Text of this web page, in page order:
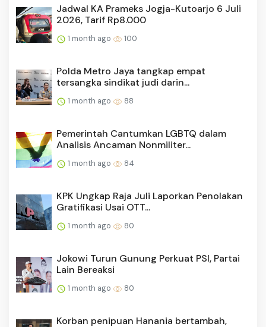
Jadwal KA Prameks Jogja-Kutoarjo 6 Juli
2026, Tarif Rp8.000
1 month ago 100
Polda Metro Jaya tangkap empat
tersangka sindikat judi darin...
1 month ago 88
Pemerintah Cantumkan LGBTQ dalam
Analisis Ancaman Nonmiliter...
1 month ago 84
KPK Ungkap Raja Juli Laporkan Penolakan
Gratifikasi Usai OTT...
1 month ago 80
Jokowi Turun Gunung Perkuat PSI, Partai
Lain Bereaksi
1 month ago 80
Korban penipuan Hanania bertambah,